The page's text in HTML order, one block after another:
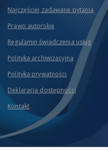
Najczęściej zadawane pytania
Prawo autorskie
Regulamin świadczenia usług
Polityka archiwizacyjna
Polityka prywatności
Deklaracja dostępności
Kontakt